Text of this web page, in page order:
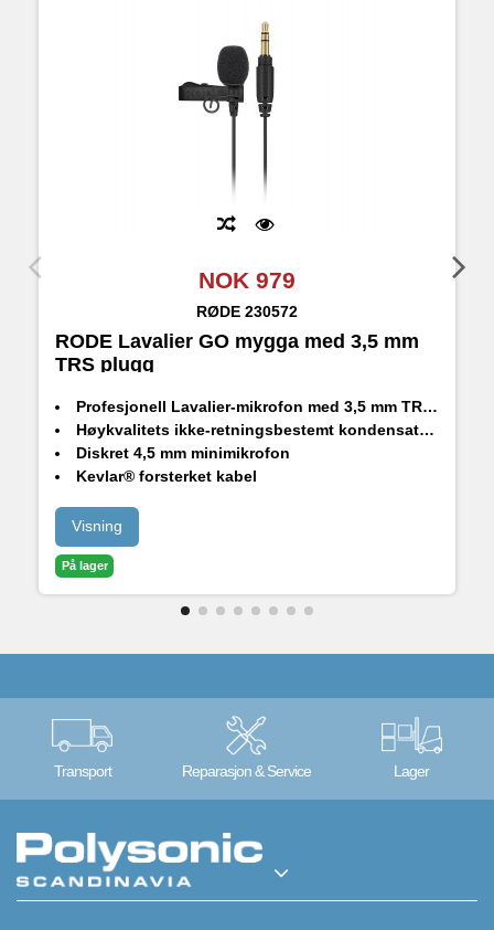
NOK 979
RØDE 230572
RODE Lavalier GO mygga med 3,5 mm
TRS plugg
Profesjonell Lavalier-mikrofon med 3,5 mm TRS-kontakt
Høykvalitets ikke-retningsbestemt kondensatormikrofonhode
Diskret 4,5 mm minimikrofon
Kevlar® forsterket kabel
Visning
På lager
Transport Reparasjon & Service Lager